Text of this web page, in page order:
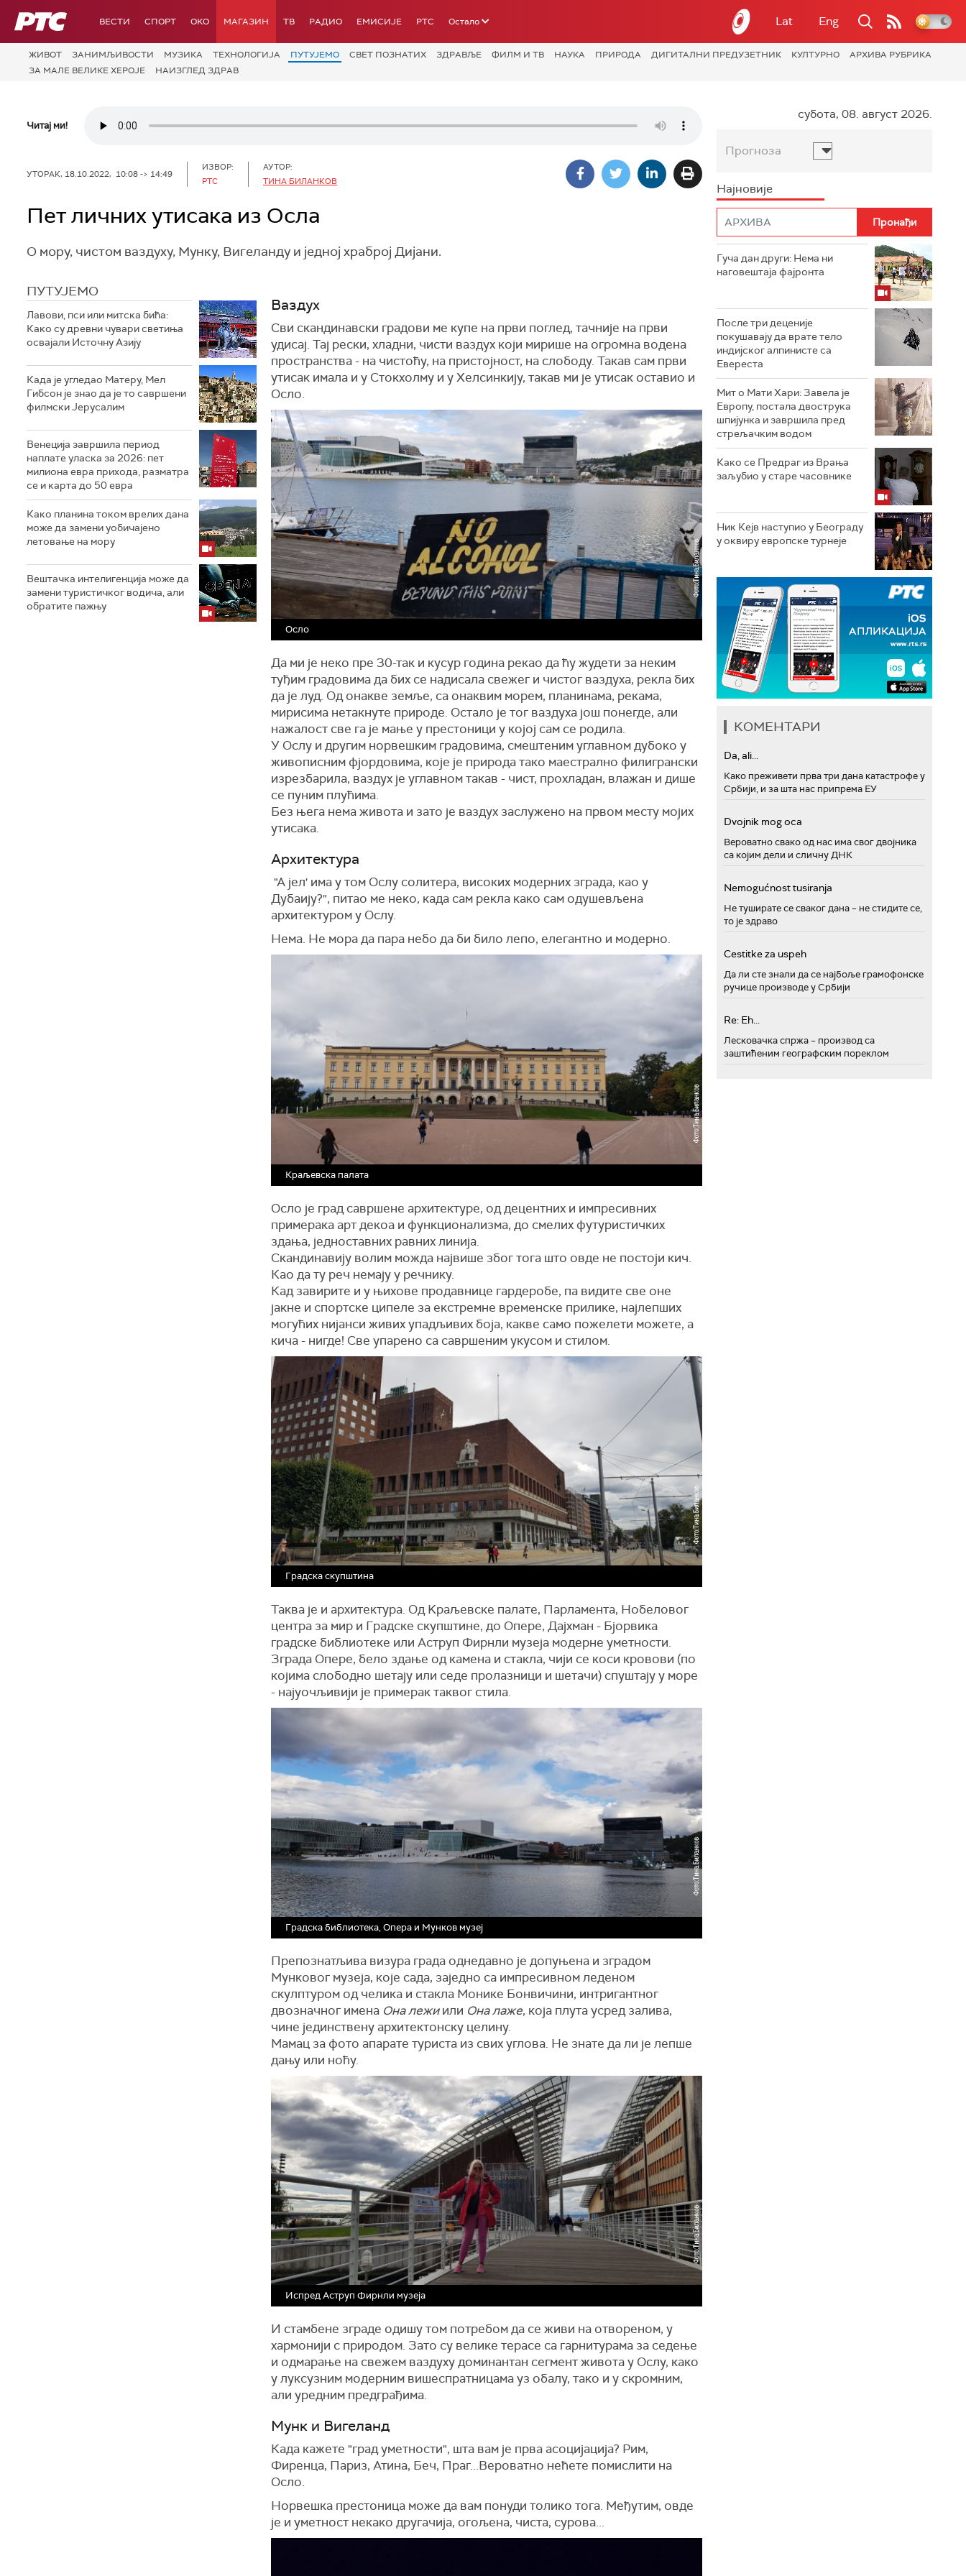
РТС ВЕСТИ СПОРТ OKO МАГАЗИН ТВ РАДИО ЕМИСИЈЕ РТС Остало Lat Eng
ЖИВОТ ЗАНИМЉИВОСТИ МУЗИКА ТЕХНОЛОГИЈA ПУТУЈЕМО СВЕТ ПОЗНАТИХ ЗДРАВЉЕ ФИЛМ И ТВ НАУКА ПРИРОДА ДИГИТАЛНИ ПРЕДУЗЕТНИК КУЛТУРНО
АРХИВА РУБРИКА
ЗА МАЛЕ ВЕЛИКЕ ХЕРОЈЕ
НАИЗГЛЕД ЗДРАВ
Читај ми!
УТОРАК, 18.10.2022, 10:08 -> 14:49
ИЗВОР:
РТС
АУТОР:
ТИНА БИЛАНКОВ
Пет личних утисака из Осла
О мору, чистом ваздуху, Мунку, Вигеланду и једној храброј Дијани.
ПУТУЈЕМО
Лавови, пси или митска бића:
Како су древни чувари светиња
освајали Источну Азију
Када је угледао Матеру, Мел
Гибсон је знао да је то савршени
филмски Јерусалим
Венеција завршила период
наплате уласка за 2026: пет
милиона евра прихода, разматра
се и карта до 50 евра
Како планина током врелих дана
може да замени уобичајено
летовање на мору
Вештачка интелигенција може да
замени туристичког водича, али
обратите пажњу
Ваздух
Сви скандинавски градови ме купе на први поглед, тачније на први
удисај. Тај рески, хладни, чисти ваздух који мирише на огромна водена
пространства - на чистоћу, на пристојност, на слободу. Такав сам први
утисак имала и у Стокхолму и у Хелсинкију, такав ми је утисак оставио и
Осло.
Осло
Да ми је неко пре 30-так и кусур година рекао да ћу жудети за неким
туђим градовима да бих се надисала свежег и чистог ваздуха, рекла бих
да је луд. Од онакве земље, са онаквим морем, планинама, рекама,
мирисима нетакнуте природе. Остало је тог ваздуха још понегде, али
нажалост све га је мање у престоници у којој сам се родила.
У Ослу и другим норвешким градовима, смештеним углавном дубоко у
живописним фјордовима, које је природа тако маестрално филигрански
изрезбарила, ваздух је углавном такав - чист, прохладан, влажан и дише
се пуним плућима.
Без њега нема живота и зато је ваздух заслужено на првом месту мојих
утисака.
Архитектура
"А јел' има у том Ослу солитера, високих модерних зграда, као у
Дубаију?", питао ме неко, када сам рекла како сам одушевљена
архитектуром у Ослу.
Нема. Не мора да пара небо да би било лепо, елегантно и модерно.
Краљевска палата
Осло је град савршене архитектуре, од децентних и импресивних
примерака арт декоа и функционализма, до смелих футуристичких
здања, једноставних равних линија.
Скандинавију волим можда највише због тога што овде не постоји кич.
Као да ту реч немају у речнику.
Кад завирите и у њихове продавнице гардеробе, па видите све оне
јакне и спортске ципеле за екстремне временске прилике, најлепших
могућих нијанси живих упадљивих боја, какве само пожелети можете, а
кича - нигде! Све упарено са савршеним укусом и стилом.
Градска скупштина
Таква је и архитектура. Од Kраљевске палате, Парламента, Нобеловог
центра за мир и Градске скупштине, до Опере, Дајхман - Бјорвика
градске библиотеке или Аструп Фирнли музеја модерне уметности.
Зграда Опере, бело здање од камена и стакла, чији се коси кровови (по
којима слободно шетају или седе пролазници и шетачи) спуштају у море
- најуочљивији је примерак таквог стила.
Градска библиотека, Опера и Мунков музеј
Препознатљива визура града однедавно је допуњена и зградом
Мунковог музеја, које сада, заједно са импресивном леденом
скулптуром од челика и стакла Монике Бонвичини, интригантног
двозначног имена Она лежиили Она лаже, која плута усред залива,
чине јединствену архитектонску целину.
Мамац за фото апарате туриста из свих углова. Не знате да ли је лепше
дању или ноћу.
Испред Аструп Фирнли музеја
И стамбене зграде одишу том потребом да се живи на отвореном, у
хармонији с природом. Зато су велике терасе са гарнитурама за седење
и одмарање на свежем ваздуху доминантан сегмент живота у Ослу, како
у луксузним модерним вишеспратницама уз обалу, тако и у скромним,
али уредним предграђима.
Мунк и Вигеланд
Када кажете "град уметности", шта вам је прва асоцијација? Рим,
Фиренца, Париз, Атина, Беч, Праг...Вероватно нећете помислити на
Осло.
Норвешка престоница може да вам понуди толико тога. Међутим, овде
је и уметност некако другачија, огољена, чиста, сурова...
субота, 08. август 2026.
Прогноза
Најновије
Гуча дан други: Нема ни
наговештаја фајронта
После три деценије
покушавају да врате тело
индијског алпинисте са
Евереста
Мит о Мати Хари: Завела је
Европу, постала двострука
шпијунка и завршила пред
стрељачким водом
Како се Предраг из Врања
заљубио у старе часовнике
Ник Кејв наступио у Београду
у оквиру европске турнеје
КОМЕНТАРИ
Da, ali...
Како преживети прва три дана катастрофе у
Србији, и за шта нас припрема ЕУ
Dvojnik mog oca
Вероватно свако од нас има свог двојника
са којим дели и сличну ДНК
Nemogućnost tusiranja
Не туширате се сваког дана – не стидите се,
то је здраво
Cestitke za uspeh
Да ли сте знали да се најбоље грамофонске
ручице производе у Србији
Re: Eh...
Лесковачка спржа – производ са
заштићеним географским пореклом